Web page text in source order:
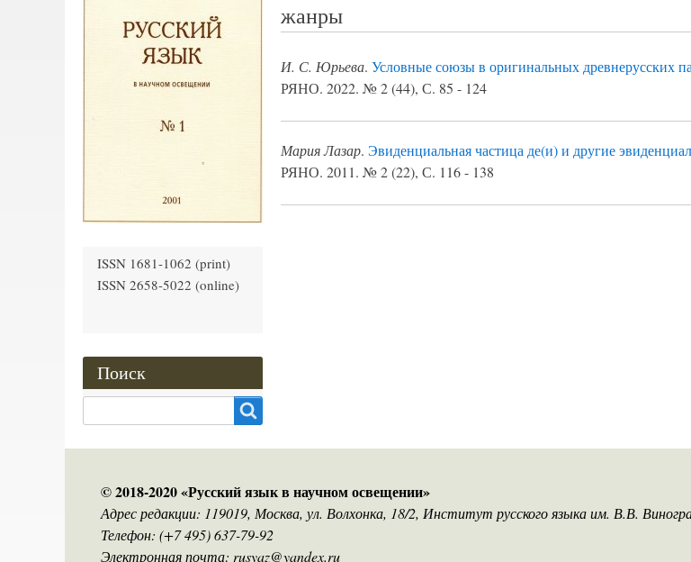
жанры
И. С. Юрьева. Условные союзы в оригинальных древнерусских
РЯНО. 2022. № 2 (44), С. 85 - 124
Мария Лазар. Эвиденциальная частица де(и) и другие
РЯНО. 2011. № 2 (22), С. 116 - 138
ISSN 1681-1062 (print)
ISSN 2658-5022 (online)
Поиск
© 2018-2020 «Русский язык в научном освещении»
Адрес редакции: 119019, Москва, ул. Волхонка, 18/2, Институт русского языка им. В.В.
Телефон: (+7 495) 637-79-92
Электронная почта: rusyaz@yandex.ru